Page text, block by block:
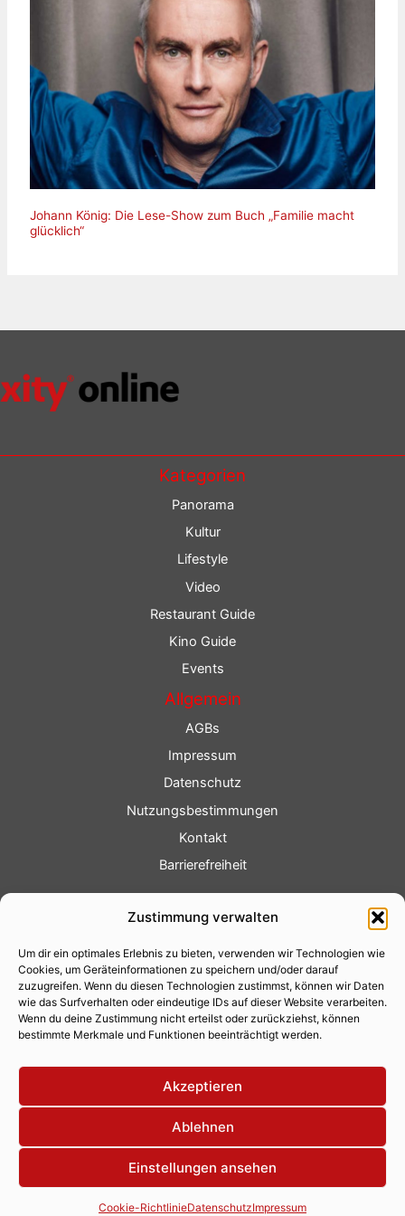
Zustimmung verwalten
Um dir ein optimales Erlebnis zu bieten, verwenden wir Technologien wie
Cookies, um Geräteinformationen zu speichern und/oder darauf
zuzugreifen. Wenn du diesen Technologien zustimmst, können wir Daten
wie das Surfverhalten oder eindeutige IDs auf dieser Website verarbeiten.
Wenn du deine Zustimmung nicht erteilst oder zurückziehst, können
bestimmte Merkmale und Funktionen beeinträchtigt werden.
Akzeptieren
Ablehnen
Einstellungen ansehen
Cookie-RichtlinieDatenschutzImpressum
Johann König: Die Lese-Show zum Buch „Familie macht
glücklich“
Kategorien
Panorama
Kultur
Lifestyle
Video
Restaurant Guide
Kino Guide
Events
Allgemein
AGBs
Impressum
Datenschutz
Nutzungsbestimmungen
Kontakt
Barrierefreiheit
Fotoservice
Videoservice
Werbung
Contenterstellung
Lokalnachrichten
Lokalfernsehen
Eventkalender